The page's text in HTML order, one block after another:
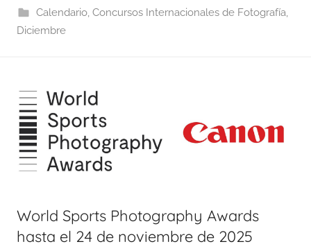
Calendario, Concursos Internacionales de Fotografía
Diciembre
World Sports Photography Awards
hasta el 24 de noviembre de 2025